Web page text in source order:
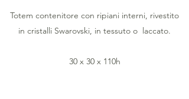
Totem contenitore con ripiani interni, rivestito
in cristalli Swarovski, in tessuto o laccato.
30 x 30 x 110h